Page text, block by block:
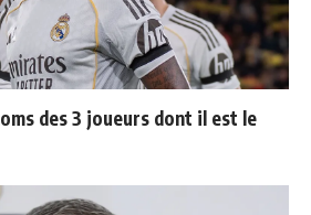
des 3 joueurs dont il est le